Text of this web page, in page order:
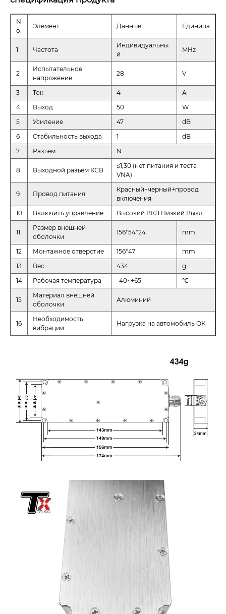
N
o.
Элемент Данные Единица
1 Частота
Индивидуальны
й
MHz
2
Испытательное
напряжение
28 V
3 Ток 4
A
4
Выход 50
W
5
Усиление 47
dB
6
Стабильность выхода 1
dB
7
Разъем N
8 Выходной разъем КСВ
≤1,30 (нет питания и теста
VNA)
9 Провод питания
Красный+черный+провод
включения
10
Включить управление Высокий ВКЛ Низкий Выкл
11
Размер внешней
оболочки
156*54*24 mm
12 Монтажное отверстие 156*47
mm
13
Вес 434
g
14
Рабочая температура -40~+65 ℃
15
Материал внешней
оболочки
Алюминий
16
Необходимость
вибрации
Нагрузка на автомобиль ОК